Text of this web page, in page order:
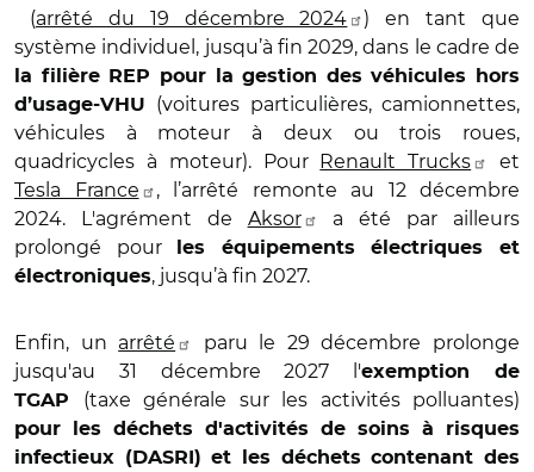
(arrêté du 19 décembre 2024
) en tant que
système individuel, jusqu’à fin 2029, dans le cadre de
la filière REP pour la gestion des véhicules hors
d’usage-VHU (voitures particulières, camionnettes,
véhicules à moteur à deux ou trois roues,
quadricycles à moteur). Pour Renault Trucks
et
Tesla France
, l’arrêté remonte au 12 décembre
2024. L'agrément de Aksor
a été par ailleurs
prolongé pour
les équipements électriques et
électroniques, jusqu’à fin 2027.
Enfin, un arrêté
paru le 29 décembre prolonge
jusqu'au 31 décembre 2027 l'exemption de
TGAP (taxe générale sur les activités polluantes)
pour les déchets d'activités de soins à risques
infectieux (DASRI) et les déchets contenant des